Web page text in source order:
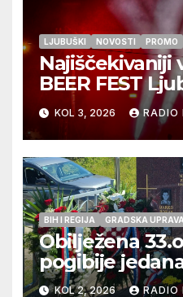
LJUBUŠKI NOVOSTI PROMO
Najiščekivaniji
BEER FEST
9.kolovoza
KOL 3, 2026 RADIO
BIH I REGIJA GRADSKA UPRAVA
Obilježena
pogibije
ljubuških
KOL 2, 2026 RADIO